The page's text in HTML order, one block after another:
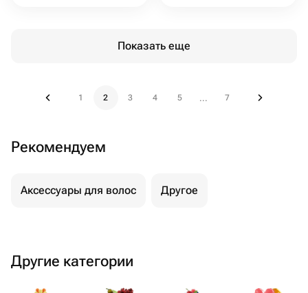
Показать еще
1 2 3 4 5 ... 7
Рекомендуем
Аксессуары для волос Другое
Другие категории